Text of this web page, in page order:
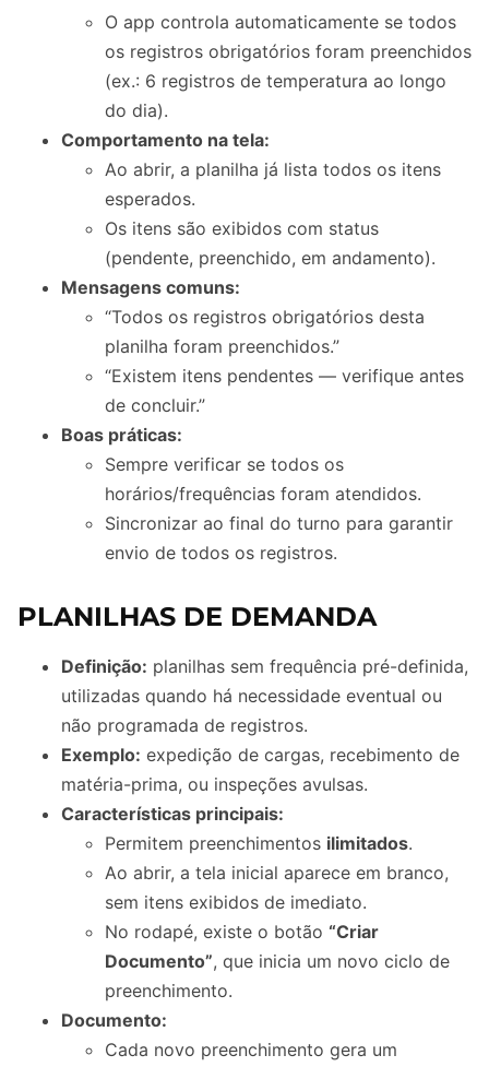
O app controla automaticamente se todos
os registros obrigatórios foram preenchidos
(ex.: 6 registros de temperatura ao longo
do dia).
Comportamento na tela:
Ao abrir, a planilha já lista todos os itens
esperados.
Os itens são exibidos com status
(pendente, preenchido, em andamento).
Mensagens comuns:
“Todos os registros obrigatórios desta
planilha foram preenchidos.”
“Existem itens pendentes — verifique antes
de concluir.”
Boas práticas:
Sempre verificar se todos os
horários/frequências foram atendidos.
Sincronizar ao final do turno para garantir
envio de todos os registros.
PLANILHAS DE DEMANDA
Definição: planilhas sem frequência pré-definida,
utilizadas quando há necessidade eventual ou
não programada de registros.
Exemplo: expedição de cargas, recebimento de
matéria-prima, ou inspeções avulsas.
Características principais:
Permitem preenchimentos ilimitados.
Ao abrir, a tela inicial aparece em branco,
sem itens exibidos de imediato.
No rodapé, existe o botão “Criar
Documento”, que inicia um novo ciclo de
preenchimento.
Documento:
Cada novo preenchimento gera um